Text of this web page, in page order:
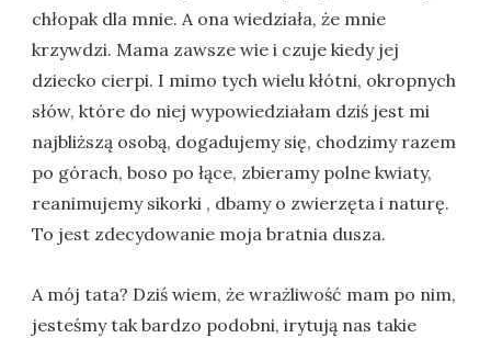
chłopak dla mnie. A ona wiedziała, że mnie
krzywdzi. Mama zawsze wie i czuje kiedy jej
dziecko cierpi. I mimo tych wielu kłótni, okropnych
słów, które do niej wypowiedziałam dziś jest mi
najbliższą osobą, dogadujemy się, chodzimy razem
po górach, boso po łące, zbieramy polne kwiaty,
reanimujemy sikorki , dbamy o zwierzęta i naturę.
To jest zdecydowanie moja bratnia dusza.
A mój tata? Dziś wiem, że wrażliwość mam po nim,
jesteśmy tak bardzo podobni, irytują nas takie